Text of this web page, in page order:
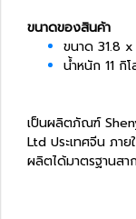
ขนาดของสินค้า
ขนาด 31.8
น้ำหนัก 11 กิ
เป็นผลิตภัณฑ์
Ltd ประเทศจีน ภา
ผลิตได้มาตรฐานสา